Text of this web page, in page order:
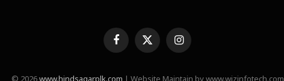
FacebookX
(Twitter)
Instagram
© 2026www.hindsagarplk.com | Website Maintain by www.wizinfotech.com